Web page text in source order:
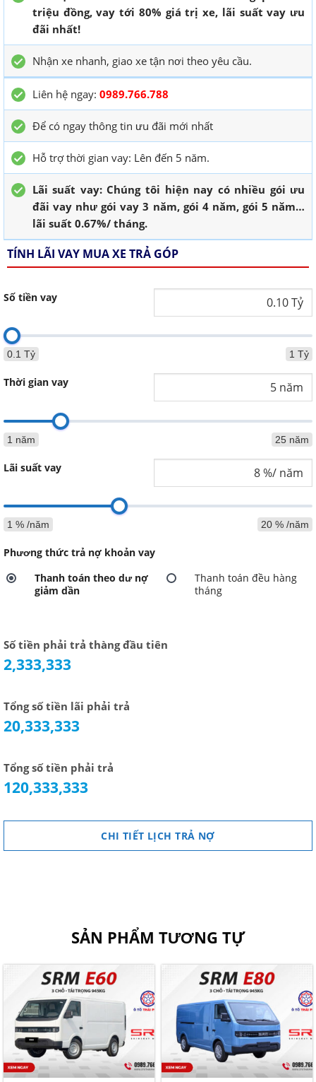
triệu đồng, vay tới 80% giá trị xe, lãi suất vay ưu
đãi nhất!
Nhận xe nhanh, giao xe tận nơi theo yêu cầu.
Liên hệ ngay: 0989.766.788
Để có ngay thông tin ưu đãi mới nhất
Hỗ trợ thời gian vay: Lên đến 5 năm.
Lãi suất vay: Chúng tôi hiện nay có nhiều gói ưu
đãi vay như gói vay 3 năm, gói 4 năm, gói 5 năm…
lãi suất 0.67%/ tháng.
TÍNH LÃI VAY MUA XE TRẢ GÓP
Số tiền vay
0.1 Tỷ 1 Tỷ
Thời gian vay
1 năm 25 năm
Lãi suất vay
1 % /năm 20 % /năm
Phương thức trả nợ khoản vay
Thanh toán theo dư nợ
giảm dần
Thanh toán đều hàng
tháng
Số tiền phải trả thàng đầu tiên
2,333,333
Tổng số tiền lãi phải trả
20,333,333
Tổng số tiền phải trả
120,333,333
CHI TIẾT LỊCH TRẢ NỢ
SẢN PHẨM TƯƠNG TỰ